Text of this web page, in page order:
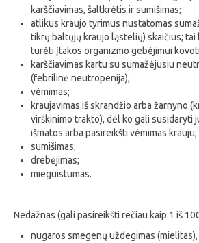
karščiavimas, šaltkrėtis ir sumišimas;
atlikus kraujo tyrimus nustatomas
tikrų baltųjų kraujo ląstelių) skaičius; tai
turėti įtakos organizmo gebėjimui
karščiavimas kartu su sumažėjusiu
(febrilinė neutropenija);
vėmimas;
kraujavimas iš skrandžio arba žarnyno
virškinimo trakto), dėl ko gali susidaryti
išmatos arba pasireikšti vėmimas krauju;
sumišimas;
drebėjimas;
mieguistumas.
Nedažnas (gali pasireikšti rečiau kaip 1 iš
nugaros smegenų uždegimas